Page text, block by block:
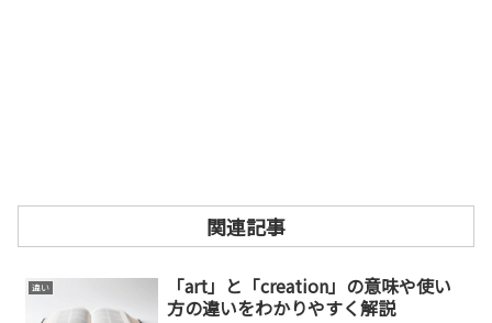
関連記事
違い
「art」と「creation」の意味や使い
方の違いをわかりやすく解説